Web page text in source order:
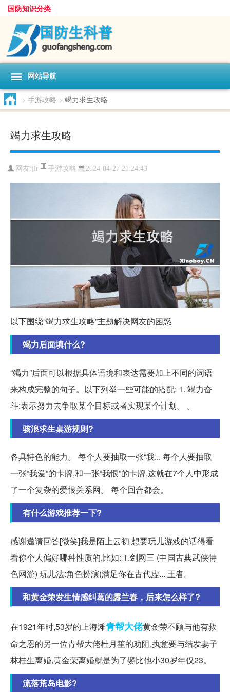
国防知识分类
网站导航
> 手游攻略 > 竭力求生攻略
竭力求生攻略
网友:jlr 手游攻略 2024-04-27 21:24:43
以下围绕“竭力求生攻略”主题解决网友的困惑
竭力后面填什么?
“竭力”后面可以根据具体语境和表达需要加上不同的词语
来构成完整的句子。以下列举一些可能的搭配: 1. 竭力奋
斗:表示努力去争取某个目标或者实现某个计划。 。
骇浪求生桌游规则?
各具特色的能力。 每个人要抽取一张“我... 每个人要抽取
一张“我爱”的卡牌,和一张“我恨”的卡牌,这就在7个人中形成
了一个复杂的爱恨关系网。 每个回合都会。
有什么游戏推荐一下?
感谢邀请回答[微笑]我是陌上云初 想要玩儿游戏的话得看
看你个人偏好哪种性质的,比如: 1.剑网三 (中国古典武侠特
色网游) 玩儿法:角色扮演(满足你在古代虚... 王者。
和黄金荣发生情感纠葛的露兰春，后来怎么样了?
在1921年时,53岁的上海滩青帮大佬黄金荣不顾与他有救
命之恩的另一位青帮大佬杜月笙的劝阻,执意要与结发妻子
林桂生离婚,黄金荣离婚就是为了娶比他小30岁年仅23。
流落荒岛电影?